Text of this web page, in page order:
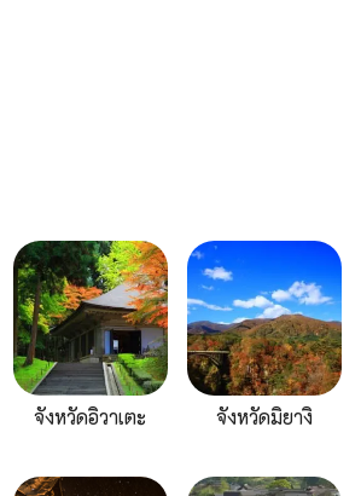
จังหวัดอิวาเตะ จังหวัดมิยางิ